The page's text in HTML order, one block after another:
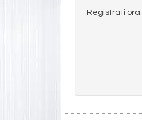
Registrati ora.